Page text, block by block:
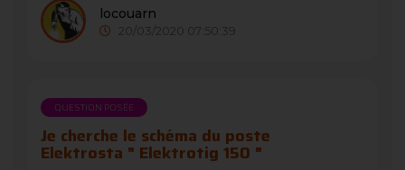
locouarn
20/03/2020 07:50:39
QUESTION POSÉE
Je cherche le schéma du poste
Elektrosta " Elektrotig 150 "